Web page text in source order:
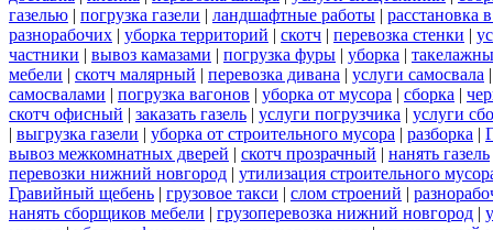
газелью | погрузка газели | ландшафтные работы | расстановка
разнорабочих | уборка территорий | скотч | перевозка стенки |
частники | вывоз камазами | погрузка фуры | уборка |
мебели | скотч малярный | перевозка дивана | услуги самосвала
самосвалами | погрузка вагонов | уборка от мусора | сборка |
скотч офисный | заказать газель | услуги погрузчика | услуги
| выгрузка газели | уборка от строительного мусора | разборка |
вывоз межкомнатных дверей | скотч прозрачный | нанять газель
перевозки нижний новгород | утилизация строительного
Гравийный щебень | грузовое такси | слом строений |
нанять сборщиков мебели | грузоперевозка нижний новгород |